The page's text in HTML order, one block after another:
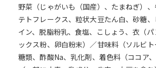
野菜（じゃがいも（国産）、たまねぎ）
テトフレークス、粒状大豆たん白、砂糖
イン、脱脂粉乳、食塩、こしょう、衣（
ックス粉、卵白粉末）／甘味料（ソルビ
糖類、酢酸Na、乳化剤、着色料（ココア、